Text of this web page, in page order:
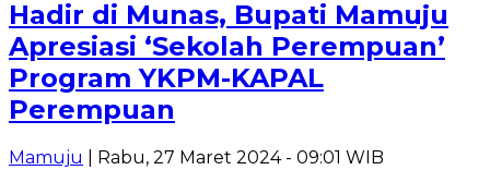
Hadir di Munas, Bupati Mamuju
Apresiasi ‘Sekolah Perempuan’
Program YKPM-KAPAL
Perempuan
Mamuju
| Rabu, 27 Maret 2024 - 09:01 WIB